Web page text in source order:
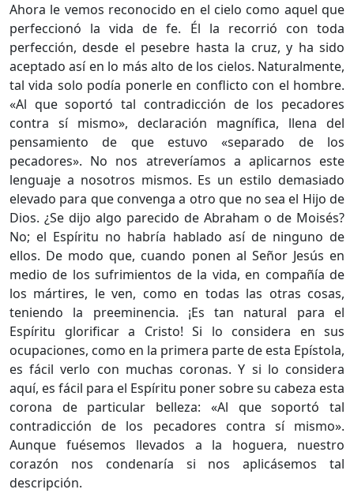
Ahora le vemos reconocido en el cielo como aquel que
perfeccionó la vida de fe. Él la recorrió con toda
perfección, desde el pesebre hasta la cruz, y ha sido
aceptado así en lo más alto de los cielos. Naturalmente,
tal vida solo podía ponerle en conflicto con el hombre.
«Al que soportó tal contradicción de los pecadores
contra sí mismo», declaración magnífica, llena del
pensamiento de que estuvo «separado de los
pecadores». No nos atreveríamos a aplicarnos este
lenguaje a nosotros mismos. Es un estilo demasiado
elevado para que convenga a otro que no sea el Hijo de
Dios. ¿Se dijo algo parecido de Abraham o de Moisés?
No; el Espíritu no habría hablado así de ninguno de
ellos. De modo que, cuando ponen al Señor Jesús en
medio de los sufrimientos de la vida, en compañía de
los mártires, le ven, como en todas las otras cosas,
teniendo la preeminencia. ¡Es tan natural para el
Espíritu glorificar a Cristo! Si lo considera en sus
ocupaciones, como en la primera parte de esta Epístola,
es fácil verlo con muchas coronas. Y si lo considera
aquí, es fácil para el Espíritu poner sobre su cabeza esta
corona de particular belleza: «Al que soportó tal
contradicción de los pecadores contra sí mismo».
Aunque fuésemos llevados a la hoguera, nuestro
corazón nos condenaría si nos aplicásemos tal
descripción.